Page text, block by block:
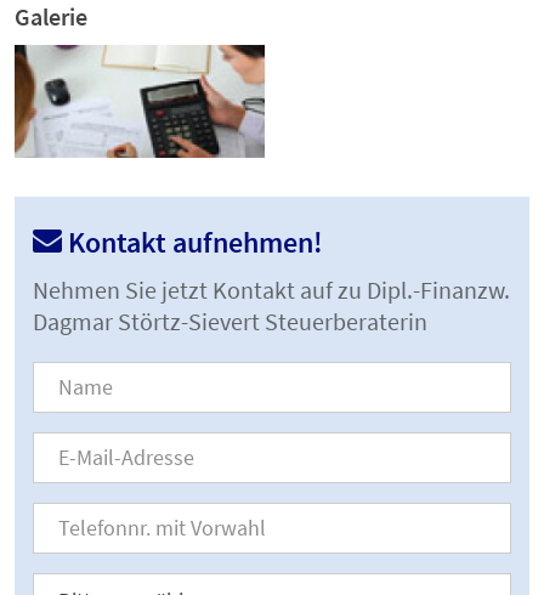
Galerie
Kontakt aufnehmen!
Nehmen Sie jetzt Kontakt auf zu Dipl.-Finanzw.
Dagmar Störtz-Sievert Steuerberaterin